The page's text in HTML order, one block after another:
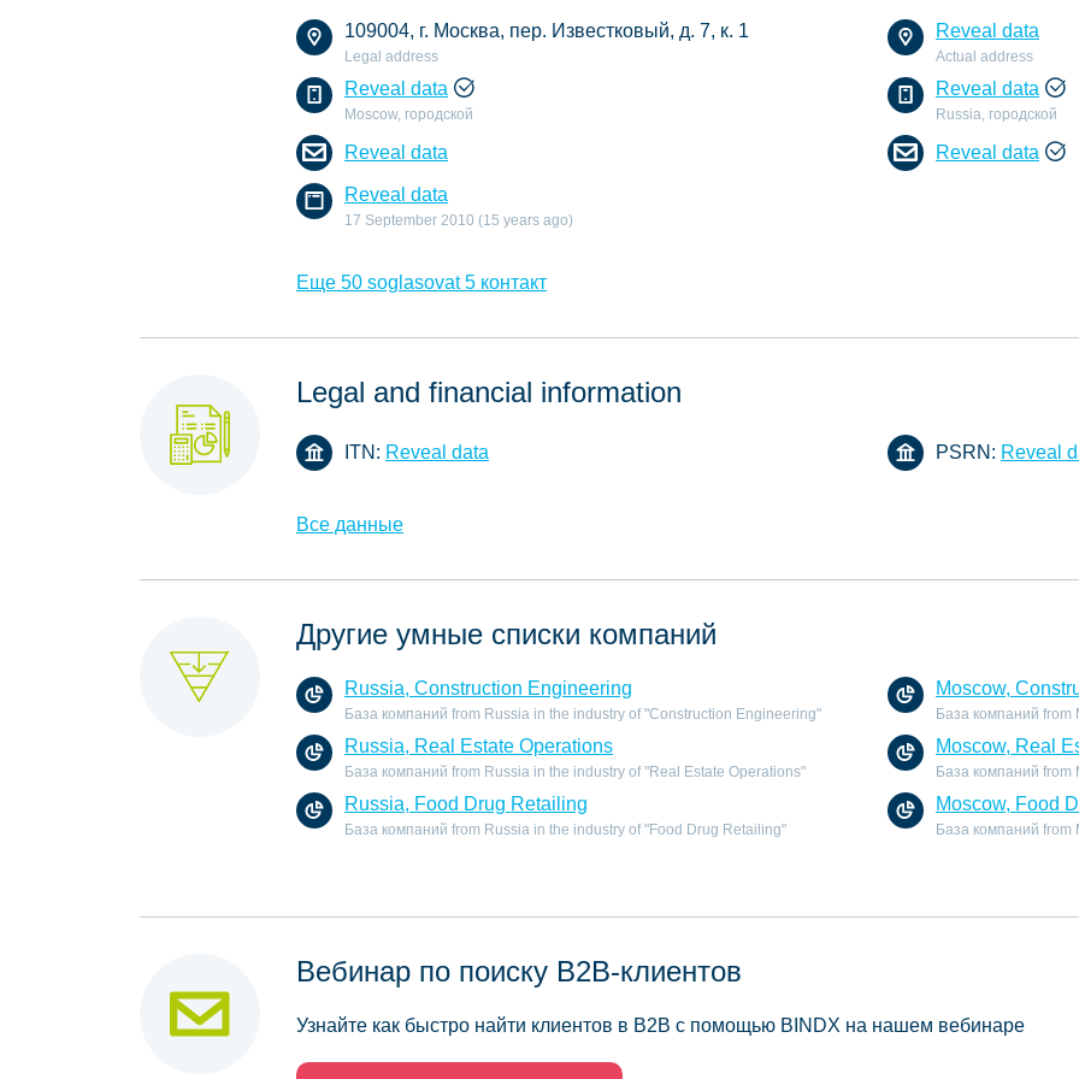
109004, г. Москва, пер. Известковый, д. 7, к. 1
Legal address
Reveal data
Actual address
Reveal data
Moscow, городской
Reveal data
Russia, городской
Reveal data Reveal data
Reveal data
17 September 2010 (15 years ago)
Еще 50 soglasovat 5 контакт
Legal and financial information
ITN: Reveal data PSRN: Reveal
Все данные
Другие умные списки компаний
Russia, Construction Engineering
База компаний from Russia in the industry of "Construction Engineering"
Moscow,
База компаний from
Russia, Real Estate Operations
База компаний from Russia in the industry of "Real Estate Operations"
Moscow, Real
База компаний from
Russia, Food Drug Retailing
База компаний from Russia in the industry of "Food Drug Retailing"
Moscow, Food
База компаний from
Вебинар по поиску B2B-клиентов
Узнайте как быстро найти клиентов в B2B с помощью BINDX на нашем вебинаре